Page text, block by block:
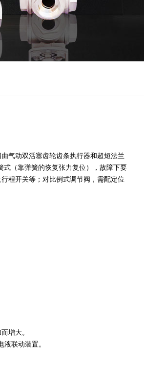
气动双活塞齿轮齿条执行器和超短法兰
（靠弹簧的恢复张力复位），故障下要
程开关等；对比例式调节阀，需配定位
增大。
联动装置。